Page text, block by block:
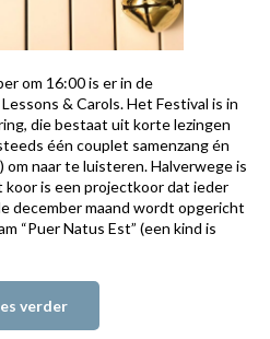
om 16:00 is er in de
& Carols. Het Festival is in
die bestaat uit korte lezingen
één couplet samenzang én
naar te luisteren. Halverwege is
is een projectkoor dat ieder
december maand wordt opgericht
“Puer Natus Est” (een kind is
verder